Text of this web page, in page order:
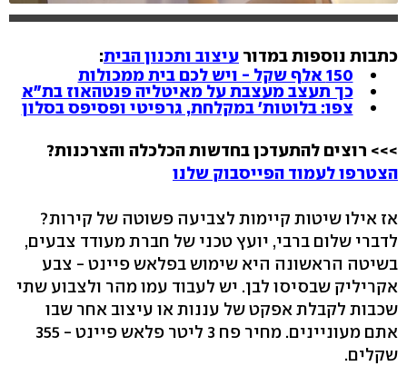
hlsjs-lite: Network error כתבות נוספות במדור עיצוב ותכנון הבית:
150 אלף שקל - ויש לכם בית ממכולות
כך תעצב מעצבת על מאיטליה פנטהאוז בת"א
צפו: בלוטות' במקלחת, גרפיטי ופסיפס בסלון
>>> רוצים להתעדכן בחדשות הכלכלה והצרכנות?
הצטרפו לעמוד הפייסבוק שלנו
אז אילו שיטות קיימות לצביעה פשוטה של קירות?
לדברי שלום ברבי, יועץ טכני של חברת מעודד צבעים,
בשיטה הראשונה היא שימוש בפלאש פיינט - צבע
אקריליק שבסיסו לבן. יש לעבוד עמו מהר ולצבוע שתי
שכבות לקבלת אפקט של עננות או עיצוב אחר שבו
אתם מעוניינים. מחיר פח 3 ליטר פלאש פיינט - 355
שקלים.